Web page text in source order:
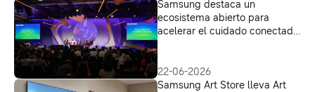
Samsung destaca un
ecosistema abierto para
acelerar el cuidado conectado
22-06-2026
Samsung Art Store lleva Art